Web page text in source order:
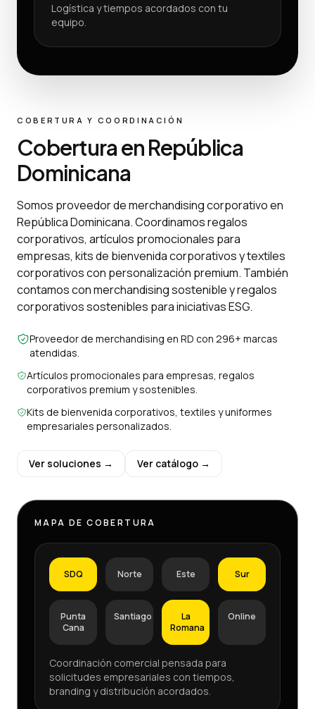
Logística y tiempos acordados con tu
equipo.
COBERTURA Y COORDINACIÓN
Cobertura en República
Dominicana
Somos proveedor de merchandising corporativo en
República Dominicana. Coordinamos regalos
corporativos, artículos promocionales para
empresas, kits de bienvenida corporativos y textiles
corporativos con personalización premium. También
contamos con merchandising sostenible y regalos
corporativos sostenibles para iniciativas ESG.
Proveedor de merchandising en RD con 296+ marcas
atendidas.
Artículos promocionales para empresas, regalos
corporativos premium y sostenibles.
Kits de bienvenida corporativos, textiles y uniformes
empresariales personalizados.
Ver soluciones → Ver catálogo →
MAPA DE COBERTURA
SDQ Norte Este Sur
Punta
Cana
Santiago
La
Romana
Online
Coordinación comercial pensada para
solicitudes empresariales con tiempos,
branding y distribución acordados.